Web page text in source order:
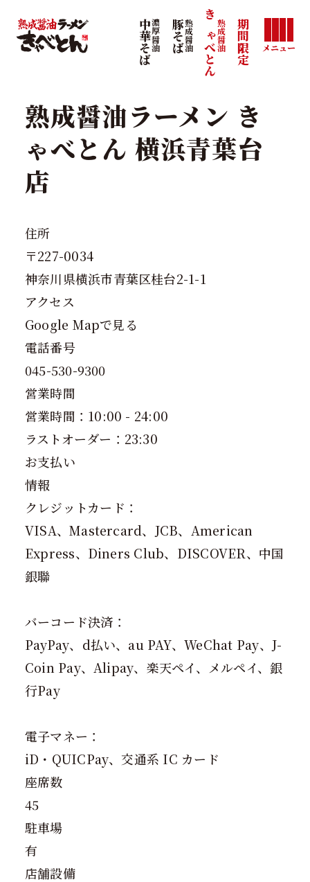
期間限定
熟成醤油
きゃべとん
熟成醤油
豚そば
濃厚醤油
中華そば メニュー
熟成醤油ラーメン き
ゃべとん 横浜青葉台
店
住所
〒227-0034
神奈川県横浜市青葉区桂台2-1-1
アクセス
Google Mapで見る
電話番号
045-530-9300
営業時間
営業時間：10:00 - 24:00
ラストオーダー：23:30
お支払い
情報
クレジットカード：
VISA、Mastercard、JCB、American
Express、Diners Club、DISCOVER、中国
銀聯
バーコード決済：
PayPay、d払い、au PAY、WeChat Pay、J-
Coin Pay、Alipay、楽天ペイ、メルペイ、銀
行Pay
電子マネー：
iD・QUICPay、交通系 IC カード
座席数
45
駐車場
有
店舗設備